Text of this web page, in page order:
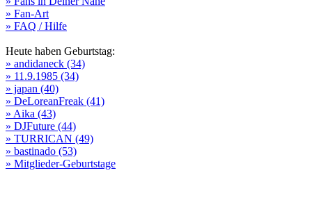
» Fan-Art
» FAQ / Hilfe
Heute haben Geburtstag:
» andidaneck (34)
» 11.9.1985 (34)
» japan (40)
» DeLoreanFreak (41)
» Aika (43)
» DJFuture (44)
» TURRICAN (49)
» bastinado (53)
» Mitglieder-Geburtstage